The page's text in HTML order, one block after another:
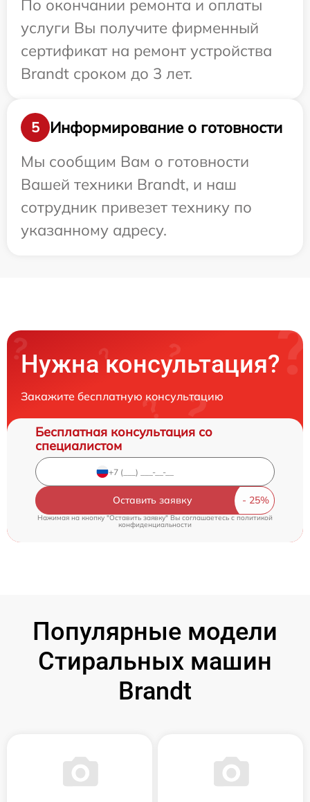
По окончании ремонта и оплаты
услуги Вы получите фирменный
сертификат на ремонт устройства
Brandt сроком до 3 лет.
5
Информирование о готовности
Мы сообщим Вам о готовности
Вашей техники Brandt, и наш
сотрудник привезет технику по
указанному адресу.
Нужна консультация?
Закажите бесплатную консультацию
Бесплатная консультация со
специалистом
Оставить заявку
Нажимая на кнопку "Оставить заявку" Вы соглашаетесь c политикой
конфиденциальности
Популярные модели
Стиральных машин
Brandt